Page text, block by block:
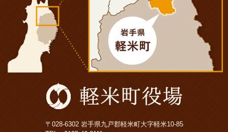
〒028-6302 岩手県九戸郡軽米町大字軽米10-85